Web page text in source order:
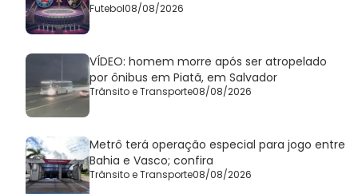
Futebol08/08/2026
VÍDEO: homem morre após ser atropelado
por ônibus em Piatã, em Salvador
Trânsito e Transporte08/08/2026
Metrô terá operação especial para jogo entre
Bahia e Vasco; confira
Trânsito e Transporte08/08/2026